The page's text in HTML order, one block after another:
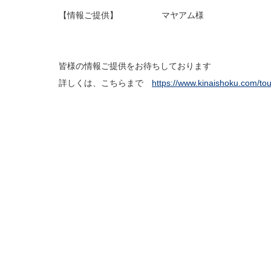
【情報ご提供】 マヤアム様
皆様の情報ご提供をお待ちしております
詳しくは、こちらまで https://www.kinaishoku.com/